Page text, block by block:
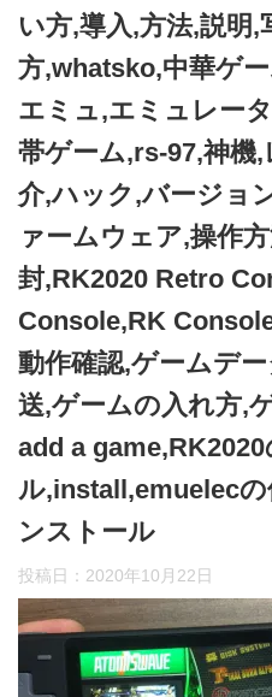
い方,導入,方法,説明,
方,whatsko,中華ゲ
エミュ,エミュレー
帯ゲーム,rs-97,神機
介,ハック,バージョ
ァームウェア,操作
封,RK2020 Retro
Console,RK
動作確認,ゲームデ
送,ゲームの入れ方,
add a
ル,install,emuelec
ンストール
投稿日： 2020年10月22日